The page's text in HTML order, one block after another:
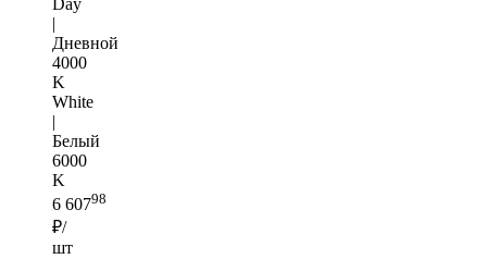
|
Дневной
4000
K
White
|
Белый
6000
K
6 60798
₽/
шт